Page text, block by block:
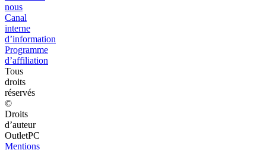
nous
Canal
interne
d’information
Programme
d’affiliation
Tous
droits
réservés
©
Droits
d’auteur
OutletPC
Mentions